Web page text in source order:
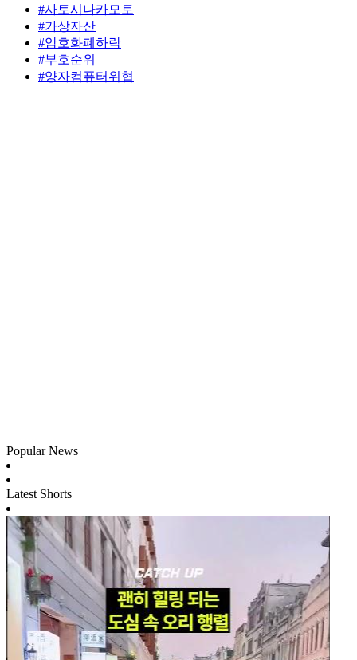
#사토시나카모토
#가상자산
#암호화폐하락
#부호순위
#양자컴퓨터위협
Popular News
Latest Shorts